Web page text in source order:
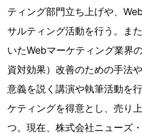
ティング部門立ち上げや、
サルティング活動を行う。ま
いたWebマーケティング業界
資対効果）改善のための手法
意義を説く講演や執筆活動を
ケティングを得意とし、売り
つ。現在、株式会社ニューズ